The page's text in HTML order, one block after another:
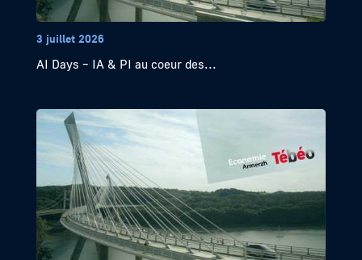
3 juillet 2026
AI Days – IA & PI au coeur des...